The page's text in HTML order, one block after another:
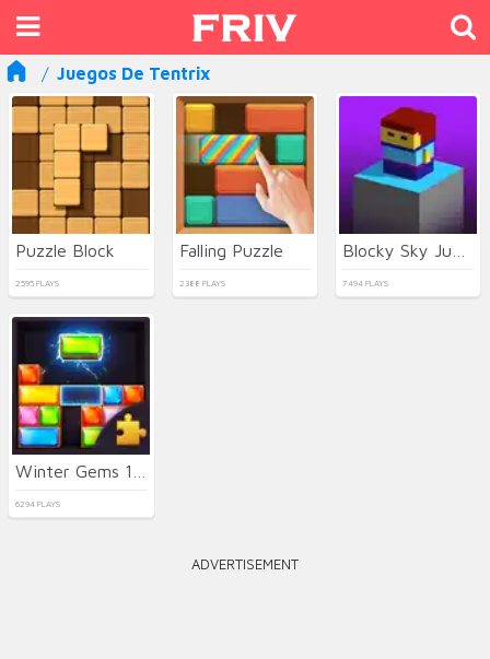
Juegos De Tentrix
Puzzle Block
2595 PLAYS
Falling Puzzle
2388 PLAYS 7494 PLAYS
6294 PLAYS
ADVERTISEMENT